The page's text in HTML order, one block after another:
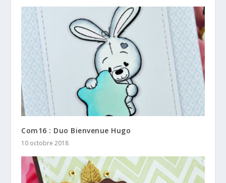
Com16 : Duo Bienvenue Hugo
10 octobre 2018